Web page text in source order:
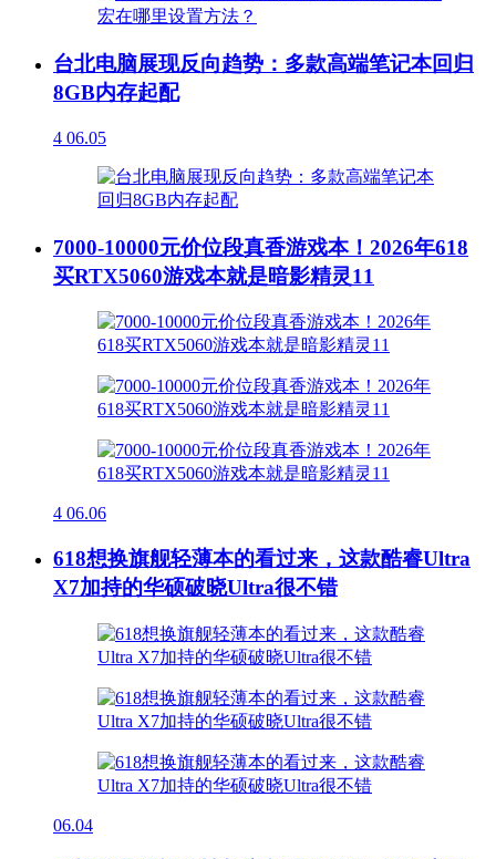
台北电脑展现反向趋势：多款高端笔记本回归
8GB内存起配
4 06.05
7000-10000元价位段真香游戏本！2026年618
买RTX5060游戏本就是暗影精灵11
4 06.06
618想换旗舰轻薄本的看过来，这款酷睿Ultra
X7加持的华硕破晓Ultra很不错
06.04